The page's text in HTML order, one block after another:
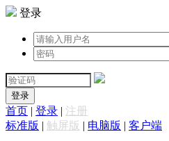
登录
登录
首页 | 登录 | 注册
标准版 | 触屏版 | 电脑版 | 客户端